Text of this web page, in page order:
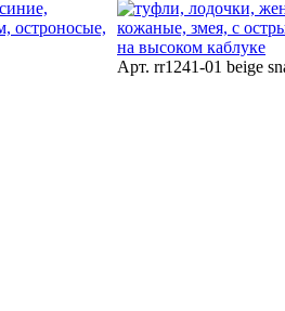
Арт. rr1241-01 beige